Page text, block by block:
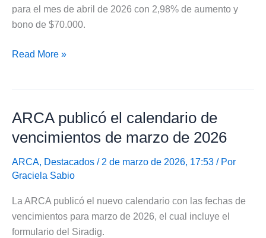
para el mes de abril de 2026 con 2,98% de aumento y
bono de $70.000.
Completo
de
en
abril
de
Read More »
ARCA publicó el calendario de
vencimientos de marzo de 2026
ARCA, Destacados / 2 de marzo de 2026, 17:53 / Por
Graciela Sabio
La ARCA publicó el nuevo calendario con las fechas de
vencimientos para marzo de 2026, el cual incluye el
formulario del Siradig.